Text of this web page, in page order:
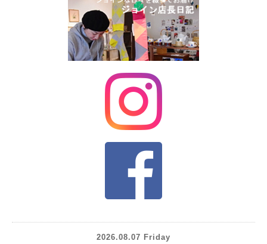
2026.08.07 Friday